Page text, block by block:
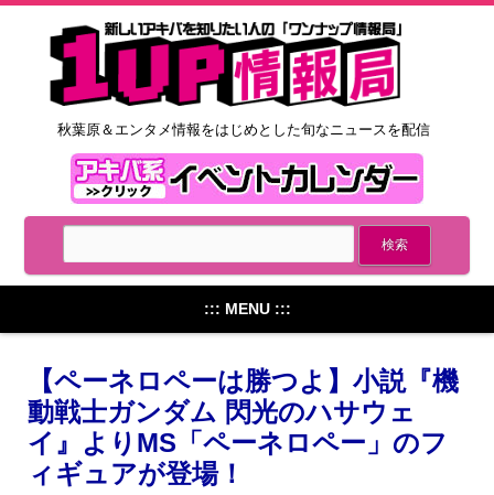
秋葉原＆エンタメ情報をはじめとした旬なニュースを配信
::: MENU :::
【ペーネロペーは勝つよ】小説『機
動戦士ガンダム 閃光のハサウェ
イ』よりMS「ペーネロペー」のフ
ィギュアが登場！